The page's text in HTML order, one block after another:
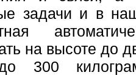
задачи и в
на высоте до
300